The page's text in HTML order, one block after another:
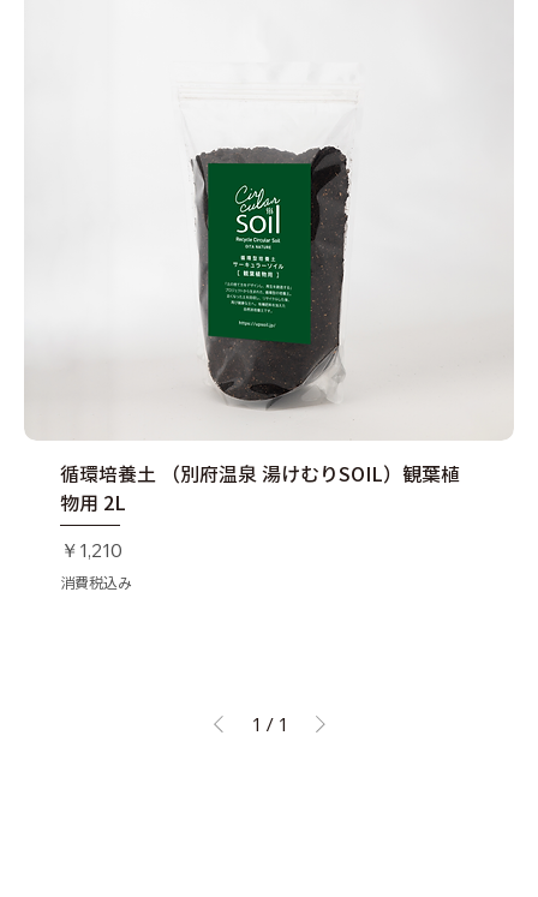
循環培養土 （別府温泉 湯けむりSOIL）観葉植
物用 2L
価格
￥1,210
消費税込み
1 / 1